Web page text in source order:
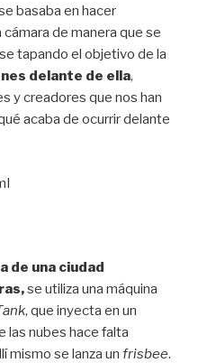
basaba en hacer
de manera que se
tapando el objetivo de la
delante de ella,
y creadores que nos han
acaba de ocurrir delante
de una ciudad
se utiliza una máquina
, que inyecta en un
las nubes hace falta
mismo se lanza un frisbee.